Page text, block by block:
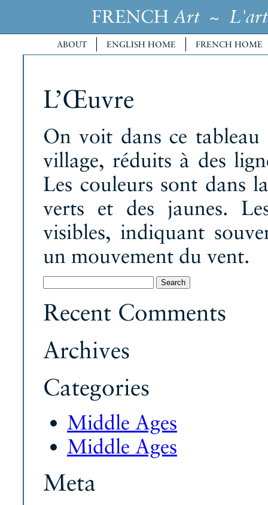
FRENCH Art~ L'art
ABOUT ENGLISH HOME FRENCH HOME
L’Œuvre
On voit dans ce tableau
village, réduits à des
Les couleurs sont dans
verts et des jaunes.
visibles, indiquant
un mouvement du vent.
for:
Recent Comments
Archives
Categories
Middle Ages
Middle Ages
Meta